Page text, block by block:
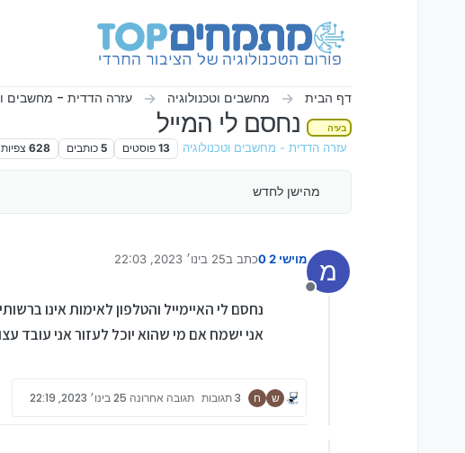
דף הבית מחשבים וטכנולוגיה עזרה הדדית - מחשבים
בעיה נחסם לי המייל
עזרה הדדית - מחשבים וטכנולוגיה 13 פוסטים 5 כותבים 628 צפיות
מהישן לחדש
מ
מנותק
מוישי 2 0 כתב ב25 בינו׳ 2023, 22:03
נערך לאחרונה על ידי מגדלים
נחסם לי האיימייל והטלפון לאימות אינו
אני ישמח אם מי שהוא יוכל לעזור אני עובד
ש ח 3 תגובות תגובה אחרונה 25 בינו׳ 2023, 22:19